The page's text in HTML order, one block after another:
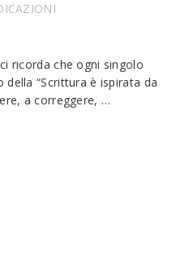
ricorda che ogni singolo
“Scrittura è ispirata da
a correggere, …